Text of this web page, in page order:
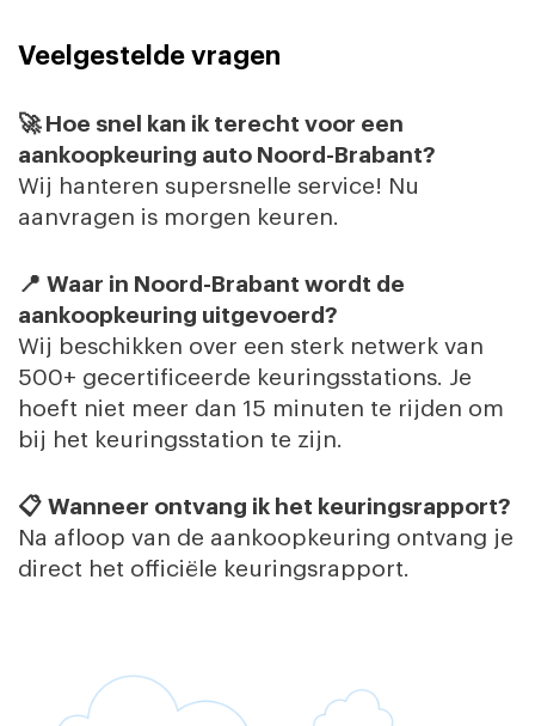
Veelgestelde vragen
🚀 Hoe snel kan ik terecht voor een
aankoopkeuring auto Noord-Brabant?
Wij hanteren supersnelle service! Nu
aanvragen is morgen keuren.
📍 Waar in Noord-Brabant wordt de
aankoopkeuring uitgevoerd?
Wij beschikken over een sterk netwerk van
500+ gecertificeerde keuringsstations. Je
hoeft niet meer dan 15 minuten te rijden om
bij het keuringsstation te zijn.
📋 Wanneer ontvang ik het keuringsrapport?
Na afloop van de aankoopkeuring ontvang je
direct het officiële keuringsrapport.